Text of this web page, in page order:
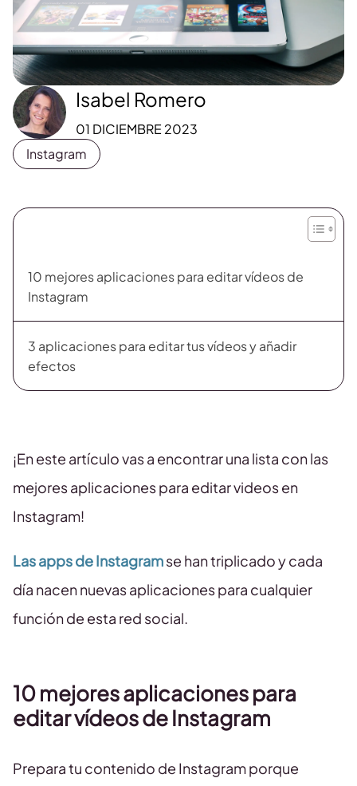
Isabel Romero
01 DICIEMBRE 2023
Instagram
10 mejores aplicaciones para editar vídeos de
Instagram
3 aplicaciones para editar tus vídeos y añadir
efectos
¡En este artículo vas a encontrar una lista con las
mejores aplicaciones para editar videos en
Instagram!
Las apps de Instagramse han triplicado y cada
día nacen nuevas aplicaciones para cualquier
función de esta red social.
10 mejores aplicaciones para
editar vídeos de Instagram
Prepara tu contenido de Instagram porque